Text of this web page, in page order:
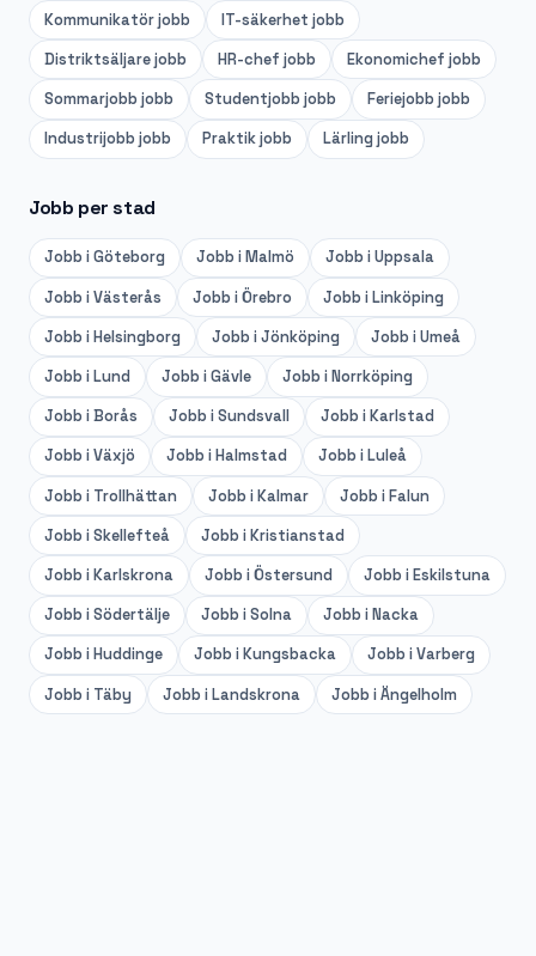
Kommunikatörjobb IT-säkerhet jobb
Distriktsäljarejobb HR-chef jobb Ekonomichef jobb
Sommarjobb jobb Studentjobb jobb Feriejobb jobb
Industrijobb jobb Praktikjobb Lärling jobb
Jobb per stad
Jobb iGöteborg Jobb iMalmö Jobb iUppsala
Jobb iVästerås Jobb iÖrebro Jobb iLinköping
Jobb iHelsingborg Jobb iJönköping Jobb iUmeå
Jobb iLund Jobb iGävle Jobb iNorrköping
Jobb iBorås Jobb iSundsvall Jobb iKarlstad
Jobb iVäxjö Jobb iHalmstad Jobb iLuleå
Jobb i Trollhättan Jobb iKalmar Jobb iFalun
Jobb iSkellefteå Jobb iKristianstad
Jobb iKarlskrona Jobb iÖstersund Jobb iEskilstuna
Jobb iSödertälje Jobb iSolna Jobb iNacka
Jobb iHuddinge Jobb iKungsbacka Jobb iVarberg
Jobb i Täby Jobb iLandskrona Jobb iÄngelholm